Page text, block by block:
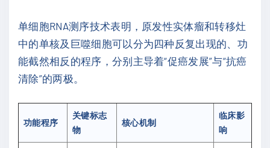
单细胞RNA测序技术表明，原发性实体瘤和转移灶
中的单核及巨噬细胞可以分为四种反复出现的、功
能截然相反的程序，分别主导着“促癌发展”与“抗癌
清除”的两极。
功能程序
关键标志
物
核心机制
临床影
响